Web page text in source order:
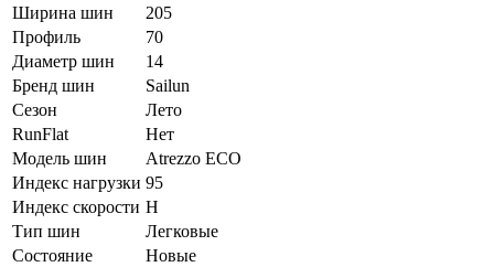
Ширина шин
205
Профиль
70
Диаметр шин
14
Бренд шин
Sailun
Сезон
Лето
RunFlat
Нет
Модель шин
Atrezzo ECO
Индекс нагрузки 95
Индекс скорости H
Тип шин
Легковые
Состояние
Новые